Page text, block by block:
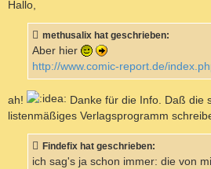
r
a
Hallo,
methusalix hat geschrieben:
Aber hier
http://www.comic-report.de/
ah!
Danke für die Info. Daß die
listenmäßiges Verlagsprogramm
Findefix hat geschrieben:
ich sag's ja schon immer: die von